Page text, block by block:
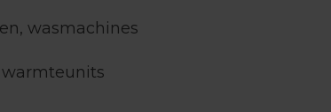
wasmachines
warmteunits